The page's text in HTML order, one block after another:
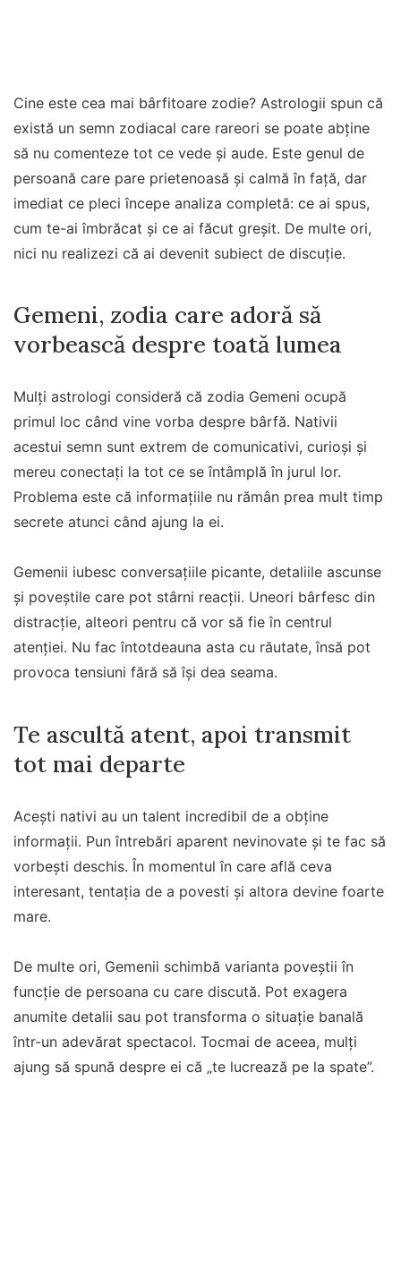
Cine este cea mai bârfitoare zodie? Astrologii spun că
există un semn zodiacal care rareori se poate abține
să nu comenteze tot ce vede și aude. Este genul de
persoană care pare prietenoasă și calmă în față, dar
imediat ce pleci începe analiza completă: ce ai spus,
cum te-ai îmbrăcat și ce ai făcut greșit. De multe ori,
nici nu realizezi că ai devenit subiect de discuție.
Gemeni, zodia care adoră să
vorbească despre toată lumea
Mulți astrologi consideră că zodia Gemeni ocupă
primul loc când vine vorba despre bârfă. Nativii
acestui semn sunt extrem de comunicativi, curioși și
mereu conectați la tot ce se întâmplă în jurul lor.
Problema este că informațiile nu rămân prea mult timp
secrete atunci când ajung la ei.
Gemenii iubesc conversațiile picante, detaliile ascunse
și poveștile care pot stârni reacții. Uneori bârfesc din
distracție, alteori pentru că vor să fie în centrul
atenției. Nu fac întotdeauna asta cu răutate, însă pot
provoca tensiuni fără să își dea seama.
Te ascultă atent, apoi transmit
tot mai departe
Acești nativi au un talent incredibil de a obține
informații. Pun întrebări aparent nevinovate și te fac să
vorbești deschis. În momentul în care află ceva
interesant, tentația de a povesti și altora devine foarte
mare.
De multe ori, Gemenii schimbă varianta poveștii în
funcție de persoana cu care discută. Pot exagera
anumite detalii sau pot transforma o situație banală
într-un adevărat spectacol. Tocmai de aceea, mulți
ajung să spună despre ei că „te lucrează pe la spate”.